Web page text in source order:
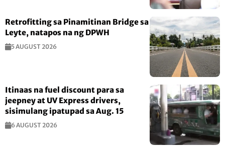
Retrofitting sa Pinamitinan Bridge sa
Leyte, natapos na ng DPWH
5 AUGUST 2026
Itinaas na fuel discount para sa
jeepney at UV Express drivers,
sisimulang ipatupad sa Aug. 15
6 AUGUST 2026